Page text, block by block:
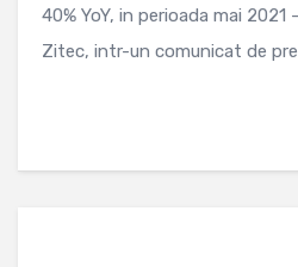
40% YoY, in perioada mai
Zitec, intr-un comunicat de